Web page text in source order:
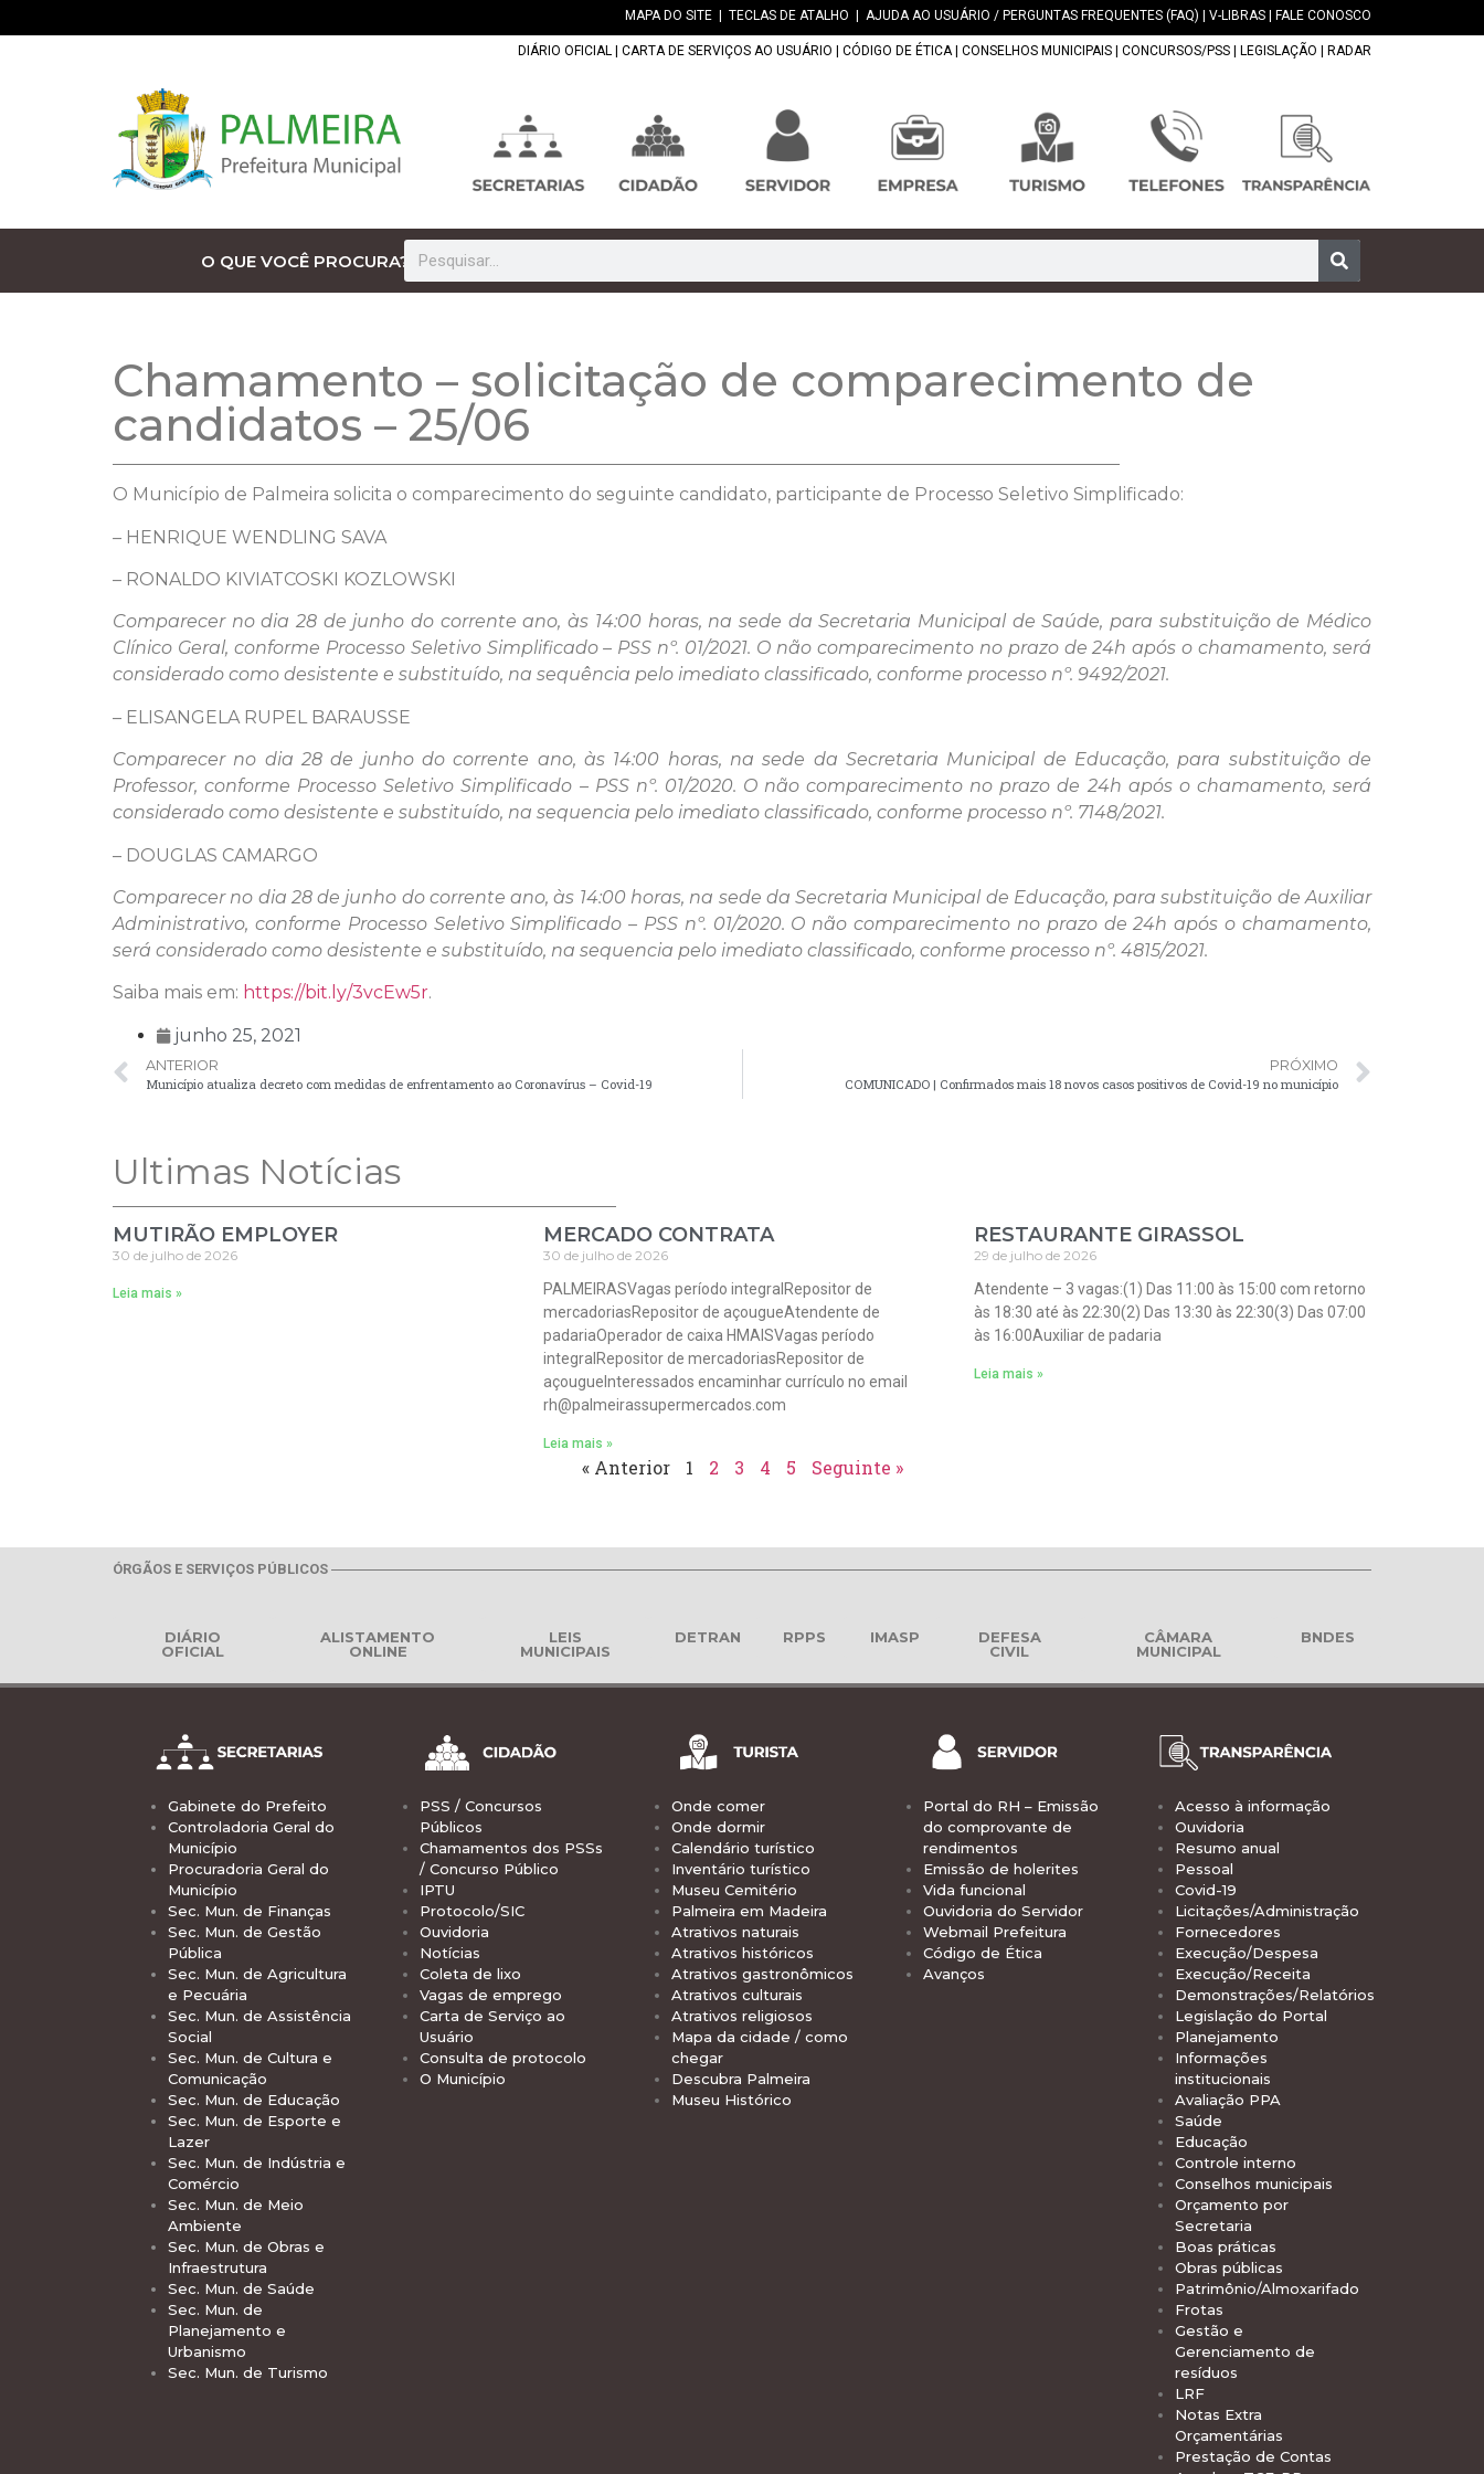
MAPA DO SITE TECLAS DE ATALHO AJUDA AO USUÁRIO / PERGUNTAS FREQUENTES (FAQ) V-LIBRAS FALE CONOSCO
DIÁRIO OFICIAL CARTA DE SERVIÇOS AO USUÁRIO CÓDIGO DE ÉTICA| CONSELHOS MUNICIPAIS CONCURSOS/PSS LEGISLAÇÃO RADAR
O QUE VOCÊ PROCURA?
Chamamento – solicitação de comparecimento de
candidatos – 25/06
O Município de Palmeira solicita o comparecimento do seguinte candidato, participante de Processo Seletivo Simplificado:
– HENRIQUE WENDLING SAVA
– RONALDO KIVIATCOSKI KOZLOWSKI
Comparecer no dia 28 de junho do corrente ano, às 14:00 horas, na sede da Secretaria Municipal de Saúde, para substituição de Médico
Clínico Geral, conforme Processo Seletivo Simplificado – PSS nº. 01/2021. O não comparecimento no prazo de 24h após o chamamento, será
considerado como desistente e substituído, na sequência pelo imediato classificado, conforme processo nº. 9492/2021.
– ELISANGELA RUPEL BARAUSSE
Comparecer no dia 28 de junho do corrente ano, às 14:00 horas, na sede da Secretaria Municipal de Educação, para substituição de
Professor, conforme Processo Seletivo Simplificado – PSS nº. 01/2020. O não comparecimento no prazo de 24h após o chamamento, será
considerado como desistente e substituído, na sequencia pelo imediato classificado, conforme processo nº. 7148/2021.
– DOUGLAS CAMARGO
Comparecer no dia 28 de junho do corrente ano, às 14:00 horas, na sede da Secretaria Municipal de Educação, para substituição de Auxiliar
Administrativo, conforme Processo Seletivo Simplificado – PSS nº. 01/2020. O não comparecimento no prazo de 24h após o chamamento,
será considerado como desistente e substituído, na sequencia pelo imediato classificado, conforme processo nº. 4815/2021.
Saiba mais em: https://bit.ly/3vcEw5r.
junho 25, 2021
ANTERIOR
Município atualiza decreto com medidas de enfrentamento ao Coronavírus – Covid-19
PRÓXIMO
COMUNICADO | Confirmados mais 18 novos casos positivos de Covid-19 no município
Ultimas Notícias
MUTIRÃO EMPLOYER
30 de julho de 2026
Leia mais »
MERCADO CONTRATA
30 de julho de 2026
PALMEIRASVagas período integralRepositor de
mercadoriasRepositor de açougueAtendente de
padariaOperador de caixa HMAISVagas período
integralRepositor de mercadoriasRepositor de
açougueInteressados encaminhar currículo no email
rh@palmeirassupermercados.com
Leia mais »
RESTAURANTE GIRASSOL
29 de julho de 2026
Atendente – 3 vagas:(1) Das 11:00 às 15:00 com retorno
às 18:30 até às 22:30(2) Das 13:30 às 22:30(3) Das 07:00
às 16:00Auxiliar de padaria
Leia mais »
« Anterior 1 2 3 4 5 Seguinte »
ÓRGÃOS E SERVIÇOS PÚBLICOS
DIÁRIO
OFICIAL
ALISTAMENTO
ONLINE
LEIS
MUNICIPAIS
DETRAN RPPS IMASP
DEFESA
CIVIL
CÂMARA
MUNICIPAL
BNDES
Gabinete do Prefeito
Controladoria Geral do
Município
Procuradoria Geral do
Município
Sec. Mun. de Finanças
Sec. Mun. de Gestão
Pública
Sec. Mun. de Agricultura
e Pecuária
Sec. Mun. de Assistência
Social
Sec. Mun. de Cultura e
Comunicação
Sec. Mun. de Educação
Sec. Mun. de Esporte e
Lazer
Sec. Mun. de Indústria e
Comércio
Sec. Mun. de Meio
Ambiente
Sec. Mun. de Obras e
Infraestrutura
Sec. Mun. de Saúde
Sec. Mun. de
Planejamento e
Urbanismo
Sec. Mun. de Turismo
PSS / Concursos
Públicos
Chamamentos dos PSSs
/ Concurso Público
IPTU
Protocolo/SIC
Ouvidoria
Notícias
Coleta de lixo
Vagas de emprego
Carta de Serviço ao
Usuário
Consulta de protocolo
O Município
Onde comer
Onde dormir
Calendário turístico
Inventário turístico
Museu Cemitério
Palmeira em Madeira
Atrativos naturais
Atrativos históricos
Atrativos gastronômicos
Atrativos culturais
Atrativos religiosos
Mapa da cidade / como
chegar
Descubra Palmeira
Museu Histórico
Portal do RH – Emissão
do comprovante de
rendimentos
Emissão de holerites
Vida funcional
Ouvidoria do Servidor
Webmail Prefeitura
Código de Ética
Avanços
Acesso à informação
Ouvidoria
Resumo anual
Pessoal
Covid-19
Licitações/Administração
Fornecedores
Execução/Despesa
Execução/Receita
Demonstrações/Relatórios
Legislação do Portal
Planejamento
Informações
institucionais
Avaliação PPA
Saúde
Educação
Controle interno
Conselhos municipais
Orçamento por
Secretaria
Boas práticas
Obras públicas
Patrimônio/Almoxarifado
Frotas
Gestão e
Gerenciamento de
resíduos
LRF
Notas Extra
Orçamentárias
Prestação de Contas